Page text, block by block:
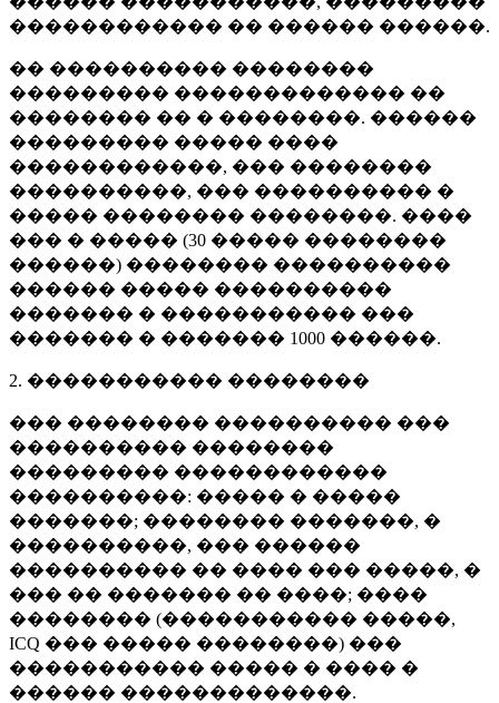
������������ �� ������ ������.
�� ���������� ��������
��������� ������������� ��
�������� �� � ��������. ������
��������� ����� ����
������������, ��� ��������
����������, ��� ���������� �
����� �������� ��������. ����
��� � ����� (30 ����� ��������
������) �������� ����������
������ ����� ����������
������� � ����������� ���
������� � ������� 1000 ������.
2. ����������� ��������
��� �������� ���������� ���
���������� ��������
��������� ������������
����������: ����� � �����
�������; �������� �������, �
����������, ��� ������
���������� �� ���� ��� �����, �
��� �� ������� �� ����; ����
�������� (����������� �����,
ICQ ��� ����� ��������) ���
����������� ����� � ���� �
������ �������������.